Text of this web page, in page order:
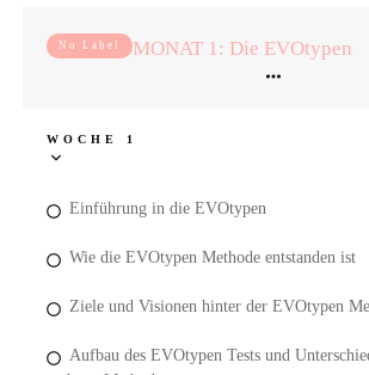
No Label MONAT 1: Die EVOtypen
WOCHE 1
Einführung in die EVOtypen
Wie die EVOtypen Methode entstanden ist
Ziele und Visionen hinter der EVOtypen
Aufbau des EVOtypen Tests und